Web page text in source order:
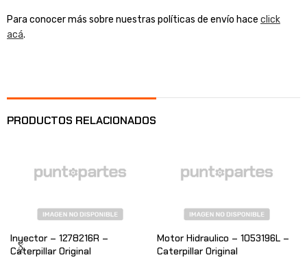
Para conocer más sobre nuestras políticas de envío hace click
acá.
PRODUCTOS RELACIONADOS
Inyector – 1278216R –
Caterpillar Original
Motor Hidraulico – 1053196L –
Caterpillar Original